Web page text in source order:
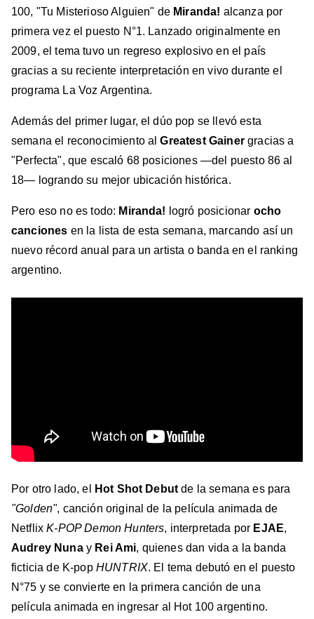
100, "Tu Misterioso Alguien" de Miranda! alcanza por
primera vez el puesto N°1. Lanzado originalmente en
2009, el tema tuvo un regreso explosivo en el país
gracias a su reciente interpretación en vivo durante el
programa La Voz Argentina.
Además del primer lugar, el dúo pop se llevó esta
semana el reconocimiento alGreatest Gainergracias a
"Perfecta", que escaló 68 posiciones —del puesto 86 al
18— logrando su mejor ubicación histórica.
Pero eso no es todo: Miranda! logró posicionar ocho
canciones en la lista de esta semana, marcando así un
nuevo récord anual para un artista o banda en el ranking
argentino.
Por otro lado, el Hot Shot Debut de la semana es para
"Golden", canción original de la película animada de
NetflixK-POP Demon Hunters, interpretada por EJAE,
Audrey Nunay Rei Ami, quienes dan vida a la banda
ficticia de K-pop HUNTRIX. El tema debutó en el puesto
N°75 y se convierte en la primera canción de una
película animada en ingresar al Hot 100 argentino.